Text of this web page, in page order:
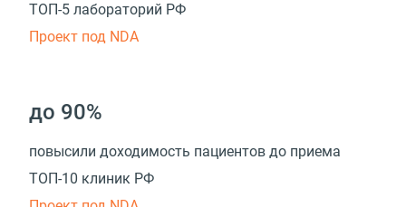
ТОП-5 лабораторий РФ
Проект под NDA
до 90%
повысили доходимость пациентов до приема
ТОП-10 клиник РФ